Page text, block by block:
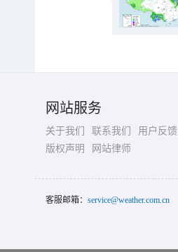
网站服务
关于我们 联系我们
用户反馈
版权声明
网站律师
客服邮箱： service@weather.com.cn